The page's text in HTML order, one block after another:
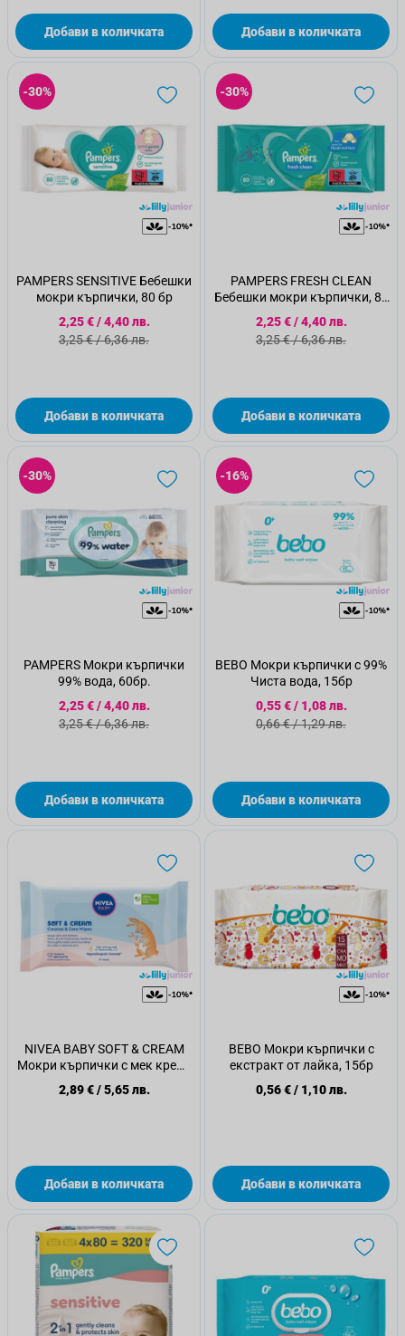
Добави в количката Добави в количката
-30%
PAMPERS SENSITIVE Бебешки
мокри кърпички, 80 бр
Специална цена
2,25 €/4,40 лв.
Стандартна цена
3,25 €/6,36 лв.
Добави в количката
-30%
PAMPERS FRESH CLEAN
Бебешки мокри кърпички, 80
бр
Специална цена
2,25 €/4,40 лв.
Стандартна цена
3,25 €/6,36 лв.
Добави в количката
-30%
PAMPERS Мокри кърпички
99% вода, 60бр.
Специална цена
2,25 €/4,40 лв.
Стандартна цена
3,25 €/6,36 лв.
Добави в количката
-16%
BEBO Мокри кърпички с 99%
Чиста вода, 15бр
Специална цена
0,55 €/ 1,08 лв.
Стандартна цена
0,66 €/1,29 лв.
Добави в количката
NIVEA BABY SOFT & CREAM
Мокри кърпички с мек крем ,
57 бр
2,89 €/5,65 лв.
Добави в количката
BEBO Мокри кърпички с
екстракт от лайка, 15бр
0,56 €/ 1,10 лв.
Добави в количката